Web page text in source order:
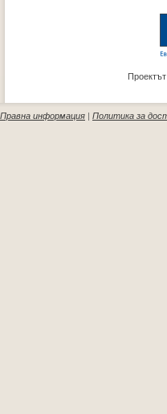
Правна информация | Политика за